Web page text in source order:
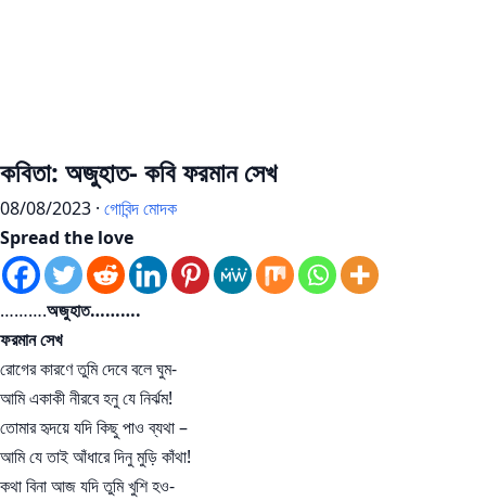
কবিতা: অজুহাত- কবি ফরমান সেখ
08/08/2023 · গোবিন্দ মোদক
Spread the love
……….অজুহাত……….
ফরমান সেখ
রোগের কারণে তুমি দেবে বলে ঘুম-
আমি একাকী নীরবে হনু যে নির্ঝম!
তোমার হৃদয়ে যদি কিছু পাও ব্যথা –
আমি যে তাই আঁধারে দিনু মুড়ি কাঁথা!
কথা বিনা আজ যদি তুমি খুশি হও-